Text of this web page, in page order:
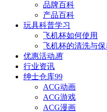
品牌百科
产品百科
玩具科普学习
飞机杯如何使用
飞机杯的清洗与保
优惠活动惠
行业资讯
绅士仓库99
ACG动画
ACG游戏
ACG漫画